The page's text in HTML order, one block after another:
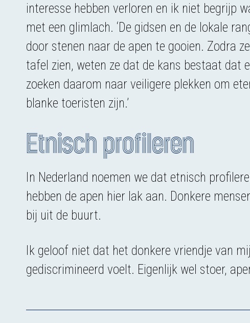
interesse hebben verloren en ik niet begrijp
met een glimlach. ‘De gidsen en de lokale
door stenen naar de apen te gooien. Zodra
tafel zien, weten ze dat de kans bestaat dat
zoeken daarom naar veiligere plekken om
blanke toeristen zijn.’
Etnisch profileren
In Nederland noemen we dat etnisch
hebben de apen hier lak aan. Donkere
bij uit de buurt.
Ik geloof niet dat het donkere vriendje van
gediscrimineerd voelt. Eigenlijk wel stoer,